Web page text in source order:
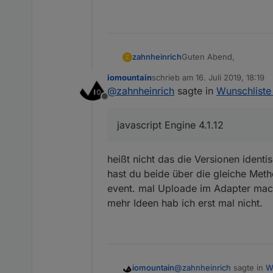
Z zahnheinrichGuten Abend,
ich betreibe zwei
NPM 6.4.1
Eine Version läuft auf
anschließende Upload
Wenn ich bei gleichem
fehlerfreier Installation
Cannot extract Blockly
Eine
Offline
iomountainschrieb am 16. Juli 2019, 18:19
zuletzt editiert von
@zahnheinrich sagte in
javascript Engine 4.1.12
heißt nicht das die Versionen
hast du beide über die gleiche
event. mal Uploade im Adapter
mehr Ideen hab ich erst mal nicht.
iomountain@zahnheinrich sagte in